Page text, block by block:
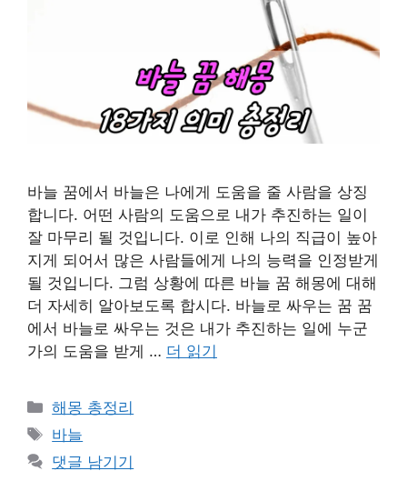
바늘 꿈에서 바늘은 나에게 도움을 줄 사람을 상징
합니다. 어떤 사람의 도움으로 내가 추진하는 일이
잘 마무리 될 것입니다. 이로 인해 나의 직급이 높아
지게 되어서 많은 사람들에게 나의 능력을 인정받게
될 것입니다. 그럼 상황에 따른 바늘 꿈 해몽에 대해
더 자세히 알아보도록 합시다. 바늘로 싸우는 꿈 꿈
에서 바늘로 싸우는 것은 내가 추진하는 일에 누군
가의 도움을 받게 … 더 읽기
카
테
리
해몽 총정리
태
그
바늘
댓글 남기기